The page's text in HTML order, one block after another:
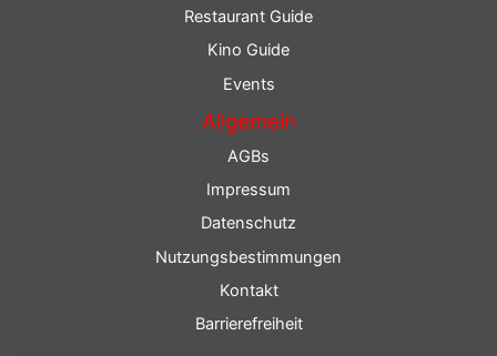
Restaurant Guide
Kino Guide
Events
Allgemein
AGBs
Impressum
Datenschutz
Nutzungsbestimmungen
Kontakt
Barrierefreiheit